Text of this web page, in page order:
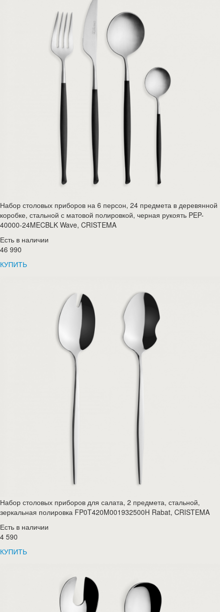
Набор столовых приборов на 6 персон, 24 предмета в деревянной
коробке, стальной с матовой полировкой, черная рукоять PEP-
40000-24MECBLK Wave, CRISTEMA
Есть в наличии
46 990
КУПИТЬ
Набор столовых приборов для салата, 2 предмета, стальной,
зеркальная полировка FP0T420M001932500H Rabat, CRISTEMA
Есть в наличии
4 590
КУПИТЬ